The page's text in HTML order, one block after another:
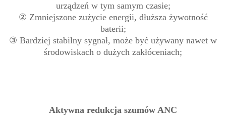
urządzeń w tym samym czasie;
② Zmniejszone zużycie energii, dłuższa żywotność
baterii;
③ Bardziej stabilny sygnał, może być używany nawet w
środowiskach o dużych zakłóceniach;
Aktywna redukcja szumów ANC